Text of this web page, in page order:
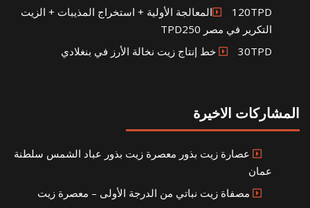
120TPDالمعالجة الأولية + استخراج المذيبات + الزيت
التكرير في مصر TPD250
30TPD خط إنتاج زيت نخالة الأرز في بنغلادي
المشاركات الاخيرة
عصارة زيت بذور معصرة زيت بذور عباد الشمس سلطنة
عمان
مصفاة زيت نباتي من الدرجة الأولى – معصرة زيت